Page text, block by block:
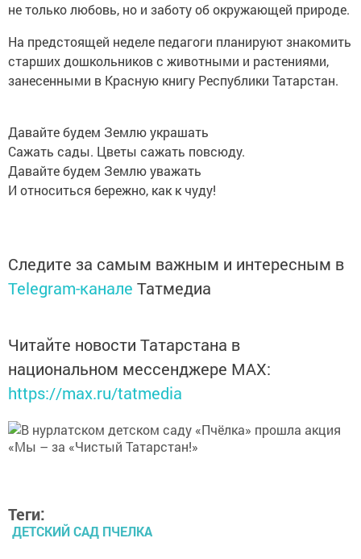
не только любовь, но и заботу об окружающей природе.
На предстоящей неделе педагоги планируют знакомить
старших дошкольников с животными и растениями,
занесенными в Красную книгу Республики Татарстан.
Давайте будем Землю украшать
Сажать сады. Цветы сажать повсюду.
Давайте будем Землю уважать
И относиться бережно, как к чуду!
Следите за самым важным и интересным в
Telegram-канале Татмедиа
Читайте новости Татарстана в
национальном мессенджере MАХ:
https://max.ru/tatmedia
Теги:
ДЕТСКИЙ САД ПЧЕЛКА